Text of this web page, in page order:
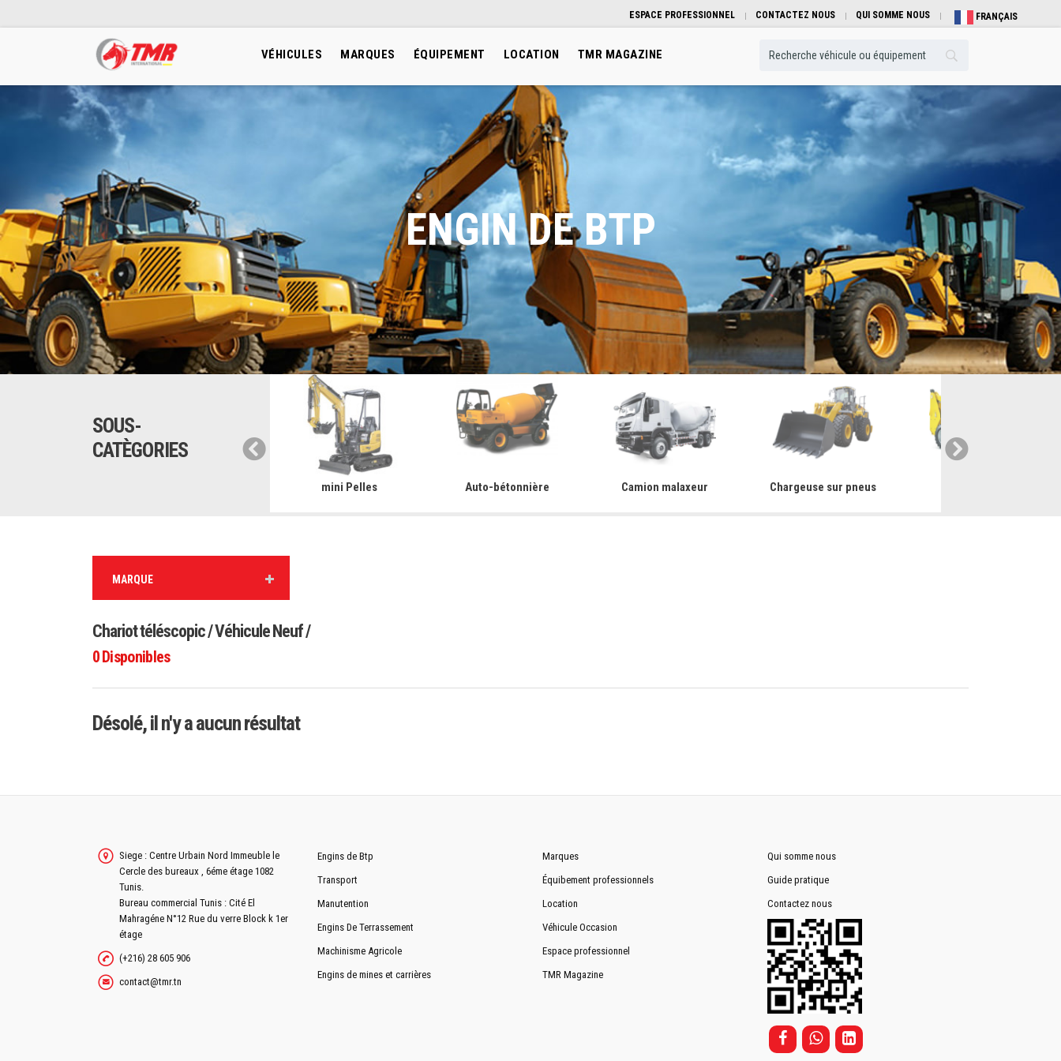
ESPACE PROFESSIONNEL CONTACTEZ NOUS QUI SOMME NOUS FRANÇAIS
VÉHICULES MARQUES ÉQUIPEMENT LOCATION TMR MAGAZINE
ENGIN DE BTP
SOUS-
CATÈGORIES
mini Pelles Auto-bétonnière Camion malaxeur Chargeuse sur pneus
MARQUE
Chariot téléscopic / Véhicule Neuf /
0Disponibles
Désolé, il n'y a aucun résultat
Siege : Centre Urbain Nord Immeuble le
Cercle des bureaux , 6éme étage 1082
Tunis.
Bureau commercial Tunis : Cité El
Mahragéne N°12 Rue du verre Block k 1er
étage
(+216) 28 605 906
contact@tmr.tn
Engins de Btp
Transport
Manutention
Engins De Terrassement
Machinisme Agricole
Engins de mines et carrières
Marques
Équibement professionnels
Location
Véhicule Occasion
Espace professionnel
TMR Magazine
Qui somme nous
Guide pratique
Contactez nous